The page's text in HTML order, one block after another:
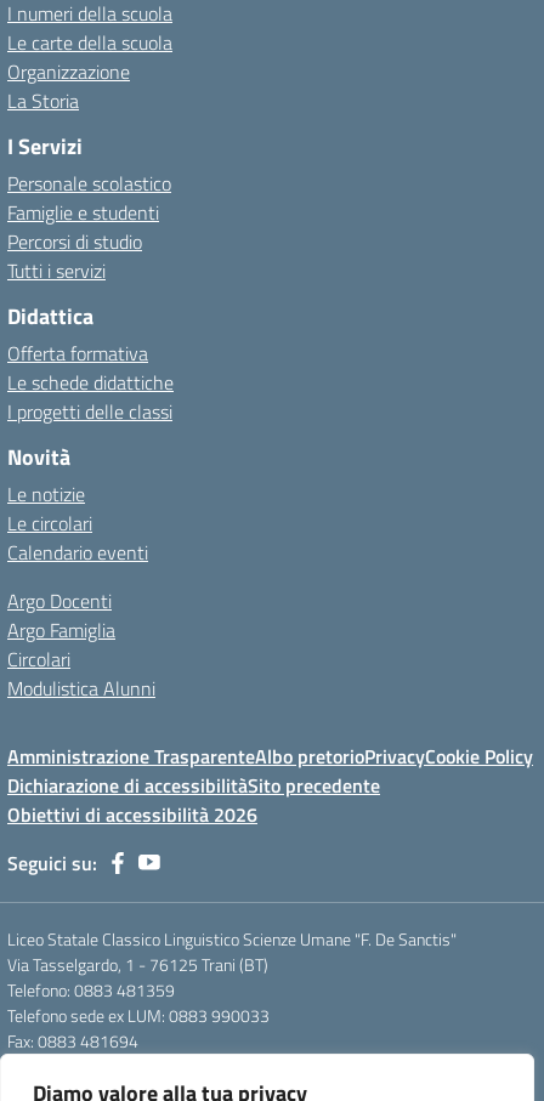
Diamo valore alla tua privacy
I numeri della scuola
Le carte della scuola
Organizzazione
La Storia
I Servizi
Personale scolastico
Famiglie e studenti
Percorsi di studio
Tutti i servizi
Didattica
Offerta formativa
Le schede didattiche
I progetti delle classi
Novità
Le notizie
Le circolari
Calendario eventi
Argo Docenti
Argo Famiglia
Circolari
Modulistica Alunni
Amministrazione TrasparenteAlbo pretorioPrivacyCookie Policy
Dichiarazione di accessibilitàSito precedente
Obiettivi di accessibilità 2026
Seguici su:
Liceo Statale Classico Linguistico Scienze Umane "F. De Sanctis"
Via Tasselgardo, 1 - 76125 Trani (BT)
Telefono: 0883 481359
Telefono sede ex LUM: 0883 990033
Fax: 0883 481694
Pec: btpc210007@pec.istruzione.it